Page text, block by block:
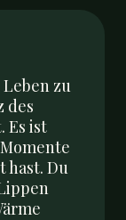
zu
des
Es ist
hast. Du